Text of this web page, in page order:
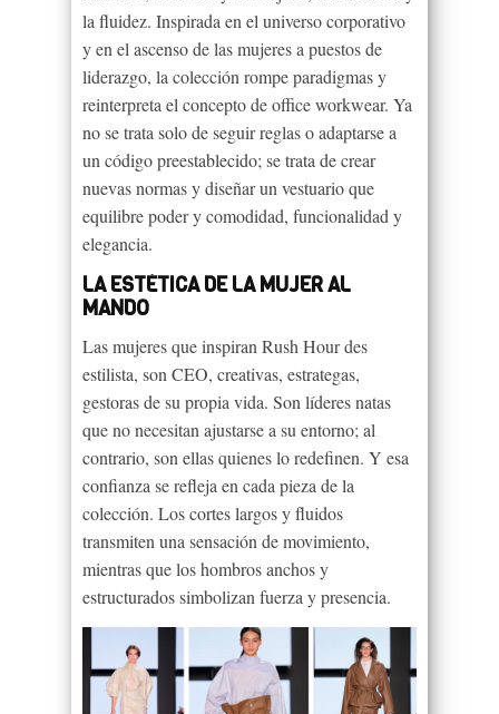
la fluidez. Inspirada en el universo corporativo
y en el ascenso de las mujeres a puestos de
liderazgo, la colección rompe paradigmas y
reinterpreta el concepto de office workwear. Ya
no se trata solo de seguir reglas o adaptarse a
un código preestablecido; se trata de crear
nuevas normas y diseñar un vestuario que
equilibre poder y comodidad, funcionalidad y
elegancia.
LA ESTÉTICA DE LA MUJER AL
MANDO
Las mujeres que inspiran Rush Hour des
estilista, son CEO, creativas, estrategas,
gestoras de su propia vida. Son líderes natas
que no necesitan ajustarse a su entorno; al
contrario, son ellas quienes lo redefinen. Y esa
confianza se refleja en cada pieza de la
colección. Los cortes largos y fluidos
transmiten una sensación de movimiento,
mientras que los hombros anchos y
estructurados simbolizan fuerza y presencia.